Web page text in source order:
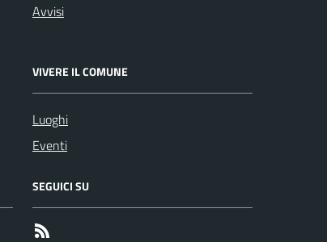
Avvisi
VIVERE IL COMUNE
Luoghi
Eventi
SEGUICI SU